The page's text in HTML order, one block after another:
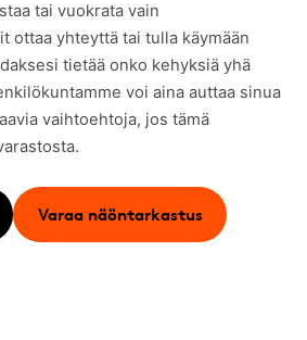
tai vuokrata vain
ottaa yhteyttä tai tulla käymään
tietää onko kehyksiä yhä
voi aina auttaa sinua
vaihtoehtoja, jos tämä
Varaa näöntarkastus